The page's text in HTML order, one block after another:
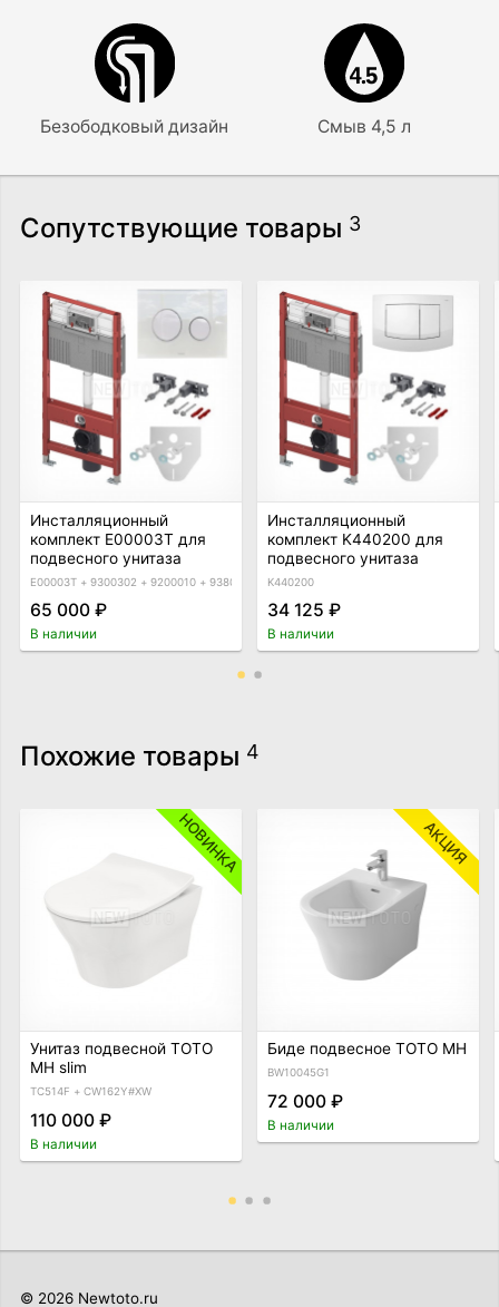
Безободковый дизайн Смыв 4,5 л
Сопутствующие товары 3
Инсталляционный
комплект E00003T для
подвесного унитаза
E00003T + 9300302 + 9200010 + 9380014
65 000 ₽
В наличии
Инсталляционный
комплект K440200 для
подвесного унитаза
K440200
34 125 ₽
В наличии
Похожие товары 4
НОВИНКА
Унитаз подвесной TOTO
MH slim
TC514F + CW162Y#XW
110 000 ₽
В наличии
АКЦИЯ
Биде подвесное TOTO MH
BW10045G1
72 000 ₽
В наличии
© 2026 Newtoto.ru